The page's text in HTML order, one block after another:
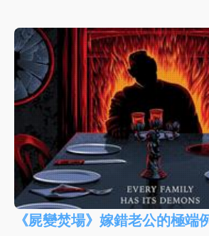
《屍變焚場》嫁錯老公的極端